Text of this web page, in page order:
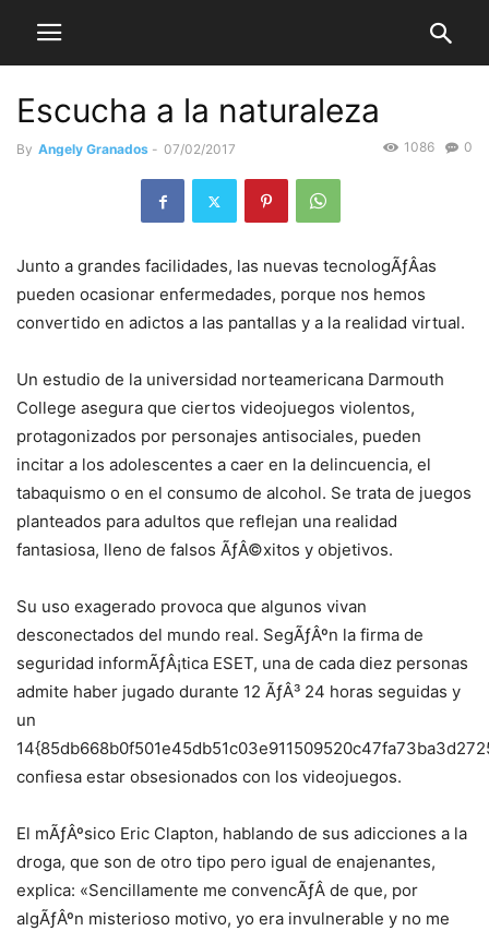
Escucha a la naturaleza
By Angely Granados - 07/02/2017 0
1086
Junto a grandes facilidades, las nuevas tecnologÃƒÂ­as
pueden ocasionar enfermedades, porque nos hemos
convertido en adictos a las pantallas y a la realidad virtual.
Un estudio de la universidad norteamericana Darmouth
College asegura que ciertos videojuegos violentos,
protagonizados por personajes antisociales, pueden
incitar a los adolescentes a caer en la delincuencia, el
tabaquismo o en el consumo de alcohol. Se trata de juegos
planteados para adultos que reflejan una realidad
fantasiosa, lleno de falsos ÃƒÂ©xitos y objetivos.
Su uso exagerado provoca que algunos vivan
desconectados del mundo real. SegÃƒÂºn la firma de
seguridad informÃƒÂ¡tica ESET, una de cada diez personas
admite haber jugado durante 12 ÃƒÂ³ 24 horas seguidas y
un
confiesa estar obsesionados con los videojuegos.
El mÃƒÂºsico Eric Clapton, hablando de sus adicciones a la
droga, que son de otro tipo pero igual de enajenantes,
explica: «Sencillamente me convencÃƒÂ­ de que, por
algÃƒÂºn misterioso motivo, yo era invulnerable y no me